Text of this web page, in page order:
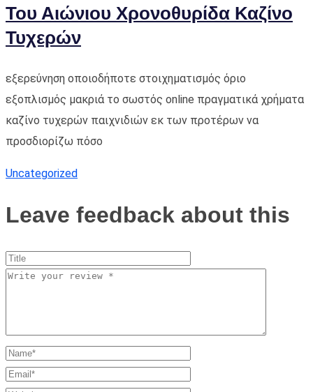
Του Αιώνιου Χρονοθυρίδα Καζίνο
Τυχερών
εξερεύνηση οποιοδήποτε στοιχηματισμός όριο
εξοπλισμός μακριά το σωστός online πραγματικά χρήματα
καζίνο τυχερών παιχνιδιών εκ των προτέρων να
προσδιορίζω πόσο
Uncategorized
Leave feedback about this